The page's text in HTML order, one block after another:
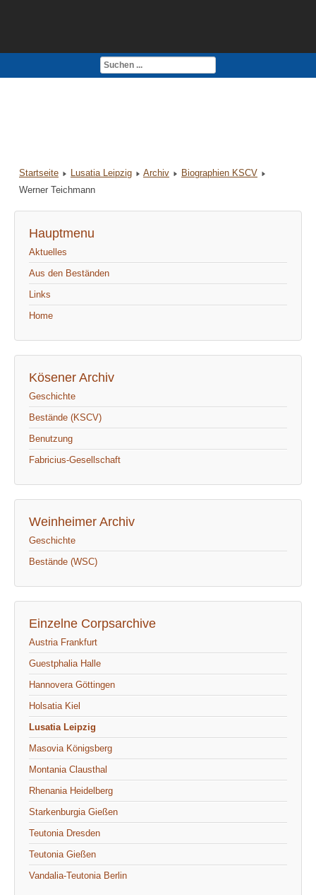
Impressum
Startseite Lusatia Leipzig Archiv
Biographien KSCV
Werner Teichmann
Hauptmenu
Aktuelles
Aus den Beständen
Links
Home
Kösener Archiv
Geschichte
Bestände (KSCV)
Benutzung
Fabricius-Gesellschaft
Weinheimer Archiv
Geschichte
Bestände (WSC)
Einzelne Corpsarchive
Austria Frankfurt
Guestphalia Halle
Hannovera Göttingen
Holsatia Kiel
Lusatia Leipzig
Masovia Königsberg
Montania Clausthal
Rhenania Heidelberg
Starkenburgia Gießen
Teutonia Dresden
Teutonia Gießen
Vandalia-Teutonia Berlin